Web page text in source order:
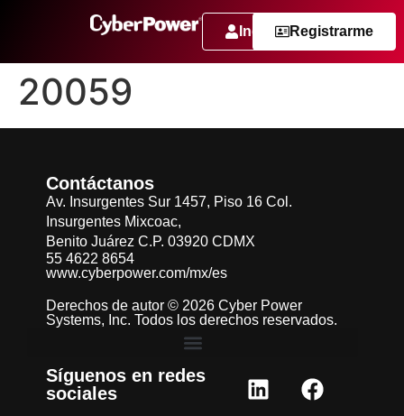
IngresarRegistrarme
20059
Contáctanos
Av. Insurgentes Sur 1457, Piso 16 Col.
Insurgentes Mixcoac,
Benito Juárez C.P. 03920 CDMX
55 4622 8654
www.cyberpower.com/mx/es
Derechos de autor © 2026 Cyber Power
Systems, Inc. Todos los derechos reservados.
Síguenos en redes
sociales